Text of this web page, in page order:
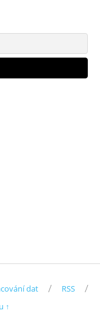
dat / RSS /
↑